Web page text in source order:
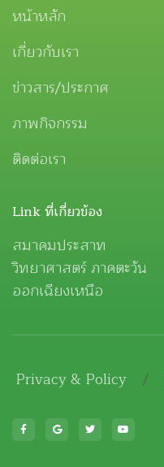
หน้าหลัก
เกี่ยวกับเรา
ข่าวสาร/ประกาศ
ภาพกิจกรรม
ติดต่อเรา
Link ที่เกี่ยวข้อง
สมาคมประสาท
วิทยาศาสตร์ ภาคตะวัน
ออกเฉียงเหนือ
Privacy & Policy /